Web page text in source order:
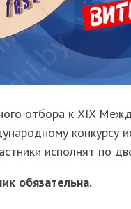
отбора к XIX
конкурсу
исполнят по
обязательна.